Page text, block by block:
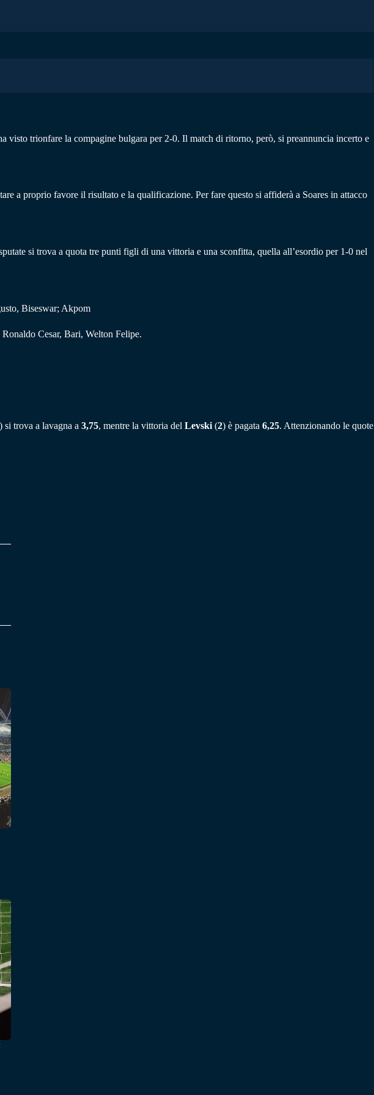
visto trionfare la compagine bulgara per 2-0. Il match di ritorno, però, si preannuncia incerto e
a proprio favore il risultato e la qualificazione. Per fare questo si affiderà a Soares in attacco
si trova a quota tre punti figli di una vittoria e una sconfitta, quella all’esordio per 1-0 nel
Biseswar; Akpom
Cesar, Bari, Welton Felipe.
) si trova a lavagna a 3,75, mentre la vittoria del Levski (2) è pagata 6,25. Attenzionando le quote